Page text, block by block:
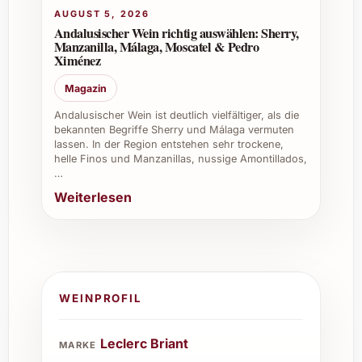
Woraus besteht der Rosé sich
hauptsächlich?
Er wird aus einer Kombination der
klassischen Rebsorten Pinot Noir,
Chardonnay und Pinot Meunier hergestellt,
was ihm Komplexität und Tiefe verleiht.
Für welchen Anlass eignet sich der
Champagner besonders?
bei gepflegten Empfängen.
AUGUST 5, 2026
Andalusischer Wein richtig auswählen: Sherry,
Manzanilla, Málaga, Moscatel & Pedro
Ximénez
Magazin
Andalusischer Wein ist deutlich vielfältiger, als die
bekannten Begriffe Sherry und Málaga vermuten
lassen. In der Region entstehen sehr trockene,
helle Finos und Manzanillas, nussige Amontillados,
…
Weiterlesen
WEINPROFIL
MARKE Leclerc Briant